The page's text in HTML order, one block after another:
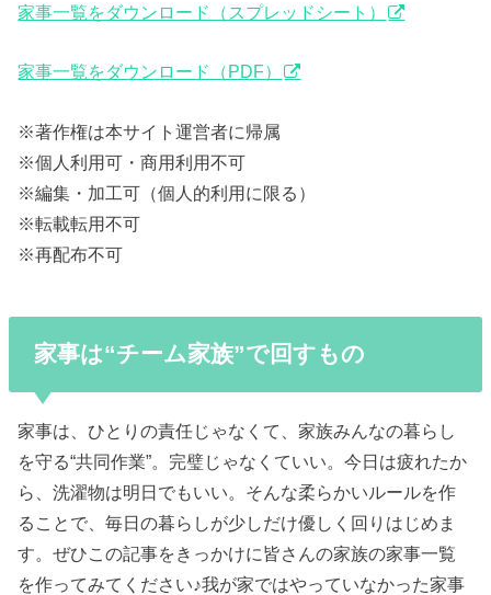
家事一覧をダウンロード（スプレッドシート）
家事一覧をダウンロード（PDF）
※著作権は本サイト運営者に帰属
※個人利用可・商用利用不可
※編集・加工可（個人的利用に限る）
※転載転用不可
※再配布不可
家事は“チーム家族”で回すもの
家事は、ひとりの責任じゃなくて、家族みんなの暮らし
を守る“共同作業”。完璧じゃなくていい。今日は疲れたか
ら、洗濯物は明日でもいい。そんな柔らかいルールを作
ることで、毎日の暮らしが少しだけ優しく回りはじめま
す。ぜひこの記事をきっかけに皆さんの家族の家事一覧
を作ってみてください♪我が家ではやっていなかった家事